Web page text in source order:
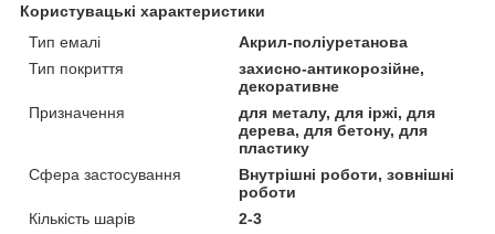
Користувацькі характеристики
Тип емалі
Акрил-поліуретанова
Тип покриття
захисно-антикорозійне,
декоративне
Призначення
для металу, для іржі, для
дерева, для бетону, для
пластику
Сфера застосування
Внутрішні роботи, зовнішні
роботи
Кількість шарів
2-3